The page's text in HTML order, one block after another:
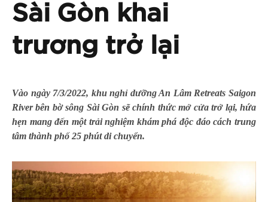
Sài Gòn khai
trương trở lại
Vào ngày 7/3/2022, khu nghỉ dưỡng An Lâm Retreats Saigon
River bên bờ sông Sài Gòn sẽ chính thức mở cửa trở lại, hứa
hẹn mang đến một trải nghiệm khám phá độc đáo cách trung
tâm thành phố 25 phút di chuyển.